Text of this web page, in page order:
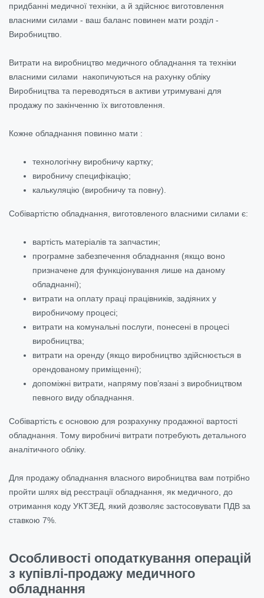
придбанні медичної техніки, а й здійснює виготовлення
власними силами - ваш баланс повинен мати розділ -
Виробництво.
Витрати на виробництво медичного обладнання та техніки
власними силами накопичуються на рахунку обліку
Виробництва та переводяться в активи утримувані для
продажу по закінченню їх виготовлення.
Кожне обладнання повинно мати :
технологічну виробничу картку;
виробничу специфікацію;
калькуляцію (виробничу та повну).
Собівартістю обладнання, виготовленого власними силами є:
вартість матеріалів та запчастин;
програмне забезпечення обладнання (якщо воно
призначене для функціонування лише на даному
обладнанні);
витрати на оплату праці працівників, задіяних у
виробничому процесі;
витрати на комунальні послуги, понесені в процесі
виробництва;
витрати на оренду (якщо виробництво здійснюється в
орендованому приміщенні);
допоміжні витрати, напряму пов’язані з виробництвом
певного виду обладнання.
Собівартість є основою для розрахунку продажної вартості
обладнання. Тому виробничі витрати потребують детального
аналітичного обліку.
Для продажу обладнання власного виробництва вам потрібно
пройти шлях від реєстрації обладнання, як медичного, до
отримання коду УКТЗЕД, який дозволяє застосовувати ПДВ за
ставкою 7%.
Особливості оподаткування операцій
з купівлі-продажу медичного
обладнання